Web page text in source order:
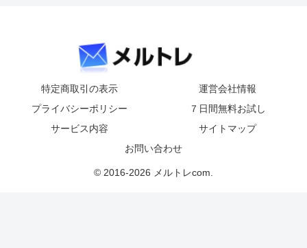
特定商取引の表示
運営会社情報
プライバシーポリシー
７日間無料お試し
サービス内容
サイトマップ
お問い合わせ
© 2016-2026 メルトレcom.